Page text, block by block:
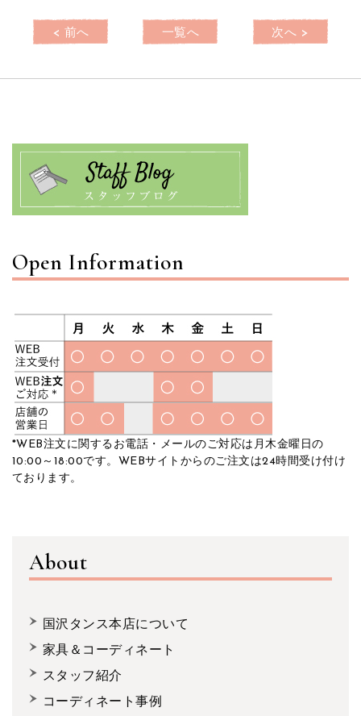
< 前へ 一覧へ 次へ >
Open Information
*WEB注文に関するお電話・メールのご対応は月木金曜日の
10:00～18:00です。WEBサイトからのご注文は24時間受け付け
ております。
About
国沢タンス本店について
家具＆コーディネート
スタッフ紹介
コーディネート事例